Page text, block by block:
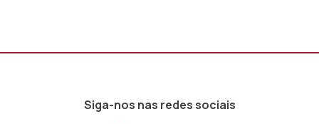
Siga-nos nas redes sociais